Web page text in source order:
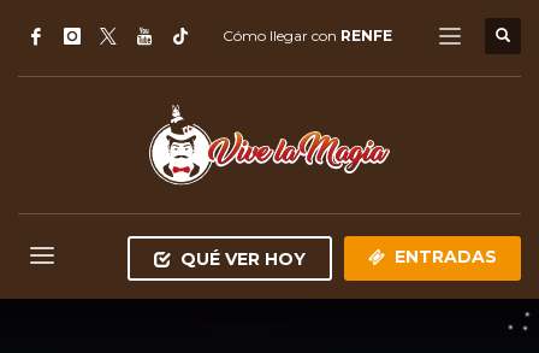
Cómo llegar con RENFE
QUÉ VER HOY ENTRADAS